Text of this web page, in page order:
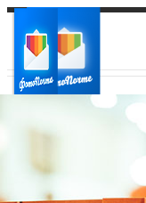
Ваш регион доставки